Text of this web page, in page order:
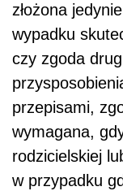
złożona
wypadku
czy zgoda
przepisami,
wymagana,
rodzicielskiej
w przypadku